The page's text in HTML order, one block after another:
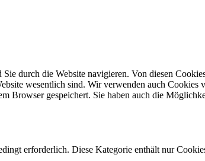
durch die Website navigieren. Von diesen
wesentlich sind. Wir verwenden auch
Browser gespeichert. Sie haben auch die
erforderlich. Diese Kategorie enthält nur